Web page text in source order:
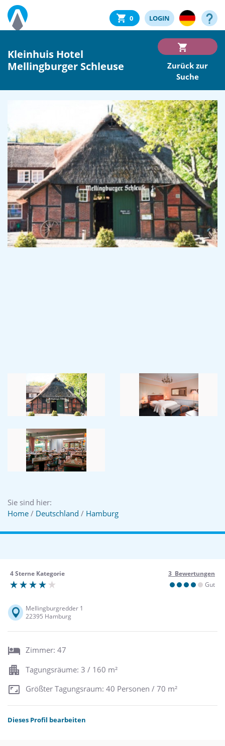
0 LOGIN
Kleinhuis Hotel
Mellingburger Schleuse
Zurück zur
Suche
Sie sind hier:
Home / Deutschland / Hamburg
4 Sterne Kategorie
3 Bewertungen
Gut
Mellingburgredder 1
22395 Hamburg
Zimmer: 47
Tagungsräume: 3 / 160 m²
Größter Tagungsraum: 40 Personen / 70 m²
Dieses Profil bearbeiten